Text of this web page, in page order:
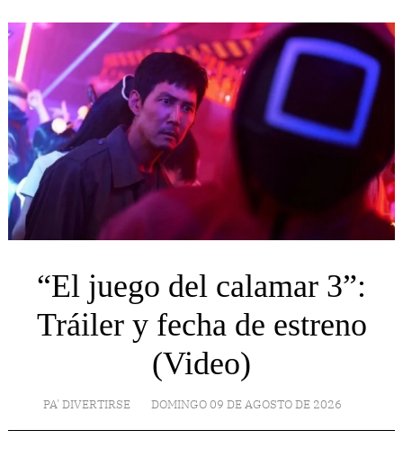
“El juego del calamar 3”:
Tráiler y fecha de estreno
(Video)
PA' DIVERTIRSE DOMINGO 09 DE AGOSTO DE 2026